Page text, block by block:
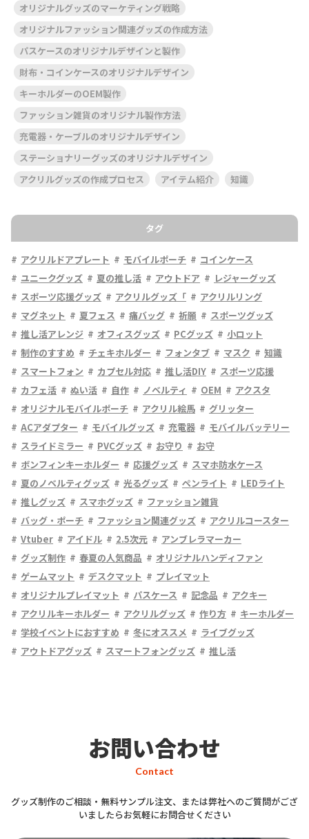
オリジナルグッズのマーケティング戦略
オリジナルファッション関連グッズの作成方法
パスケースのオリジナルデザインと製作
財布・コインケースのオリジナルデザイン
キーホルダーのOEM製作
ファッション雑貨のオリジナル製作方法
充電器・ケーブルのオリジナルデザイン
ステーショナリーグッズのオリジナルデザイン
アクリルグッズの作成プロセス
アイテム紹介 知識
タグ
アクリルドアプレート モバイルポーチ
コインケース
ユニークグッズ
夏の推し活 アウトドア
レジャーグッズ
スポーツ応援グッズ
アクリルグッズ「
アクリルリング
マグネット
夏フェス 痛バッグ 祈願
スポーツグッズ
推し活アレンジ
オフィスグッズ PCグッズ
小ロット
制作のすすめ
チェキホルダー フォンタブ マスク
知識
スマートフォン
カプセル対応 推し活DIY
スポーツ応援
カフェ活
ぬい活 自作 ノベルティ OEM
アクスタ
オリジナルモバイルポーチ
アクリル絵馬
グリッター
ACアダプター
モバイルグッズ 充電器
モバイルバッテリー
スライドミラー
PVCグッズ お守り
お守
ボンフィンキーホルダー
応援グッズ
スマホ防水ケース
夏のノベルティグッズ
光るグッズ ペンライト
LEDライト
推しグッズ
スマホグッズ
ファッション雑貨
バッグ・ポーチ
ファッション関連グッズ
アクリルコースター
Vtuber
アイドル 2.5次元
アンブレラマーカー
グッズ制作
春夏の人気商品
オリジナルハンディファン
ゲームマット
デスクマット
プレイマット
オリジナルプレイマット
パスケース 記念品
アクキー
アクリルキーホルダー
アクリルグッズ 作り方
キーホルダー
学校イベントにおすすめ
冬にオススメ
ライブグッズ
アウトドアグッズ
スマートフォングッズ 推し活
お問い合わせ
Contact
グッズ制作のご相談・無料サンプル注文、または弊社へのご質問がござ
いましたらお気軽にお問合せください